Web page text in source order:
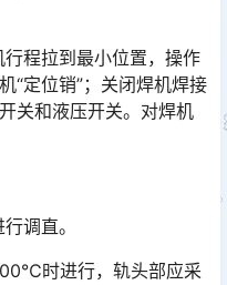
程拉到最小位置，操作
“定位销”；关闭焊机焊接
关和液压开关。对焊机
调直。
时进行，轨头部应采